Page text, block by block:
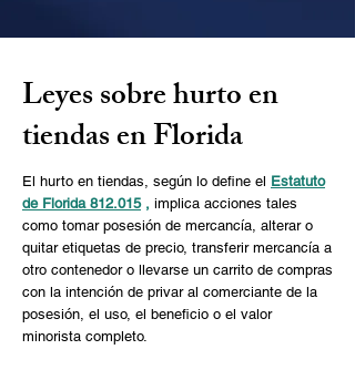
Leyes sobre hurto en
tiendas en Florida
El hurto en tiendas, según lo define el Estatuto
de Florida 812.015, implica acciones tales
como tomar posesión de mercancía, alterar o
quitar etiquetas de precio, transferir mercancía a
otro contenedor o llevarse un carrito de compras
con la intención de privar al comerciante de la
posesión, el uso, el beneficio o el valor
minorista completo.